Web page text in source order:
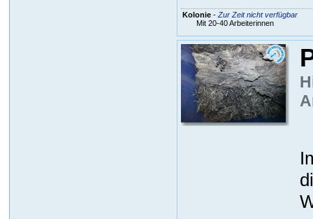
Kolonie- Zur Zeit nicht verfügbar
Mit 20-40 Arbeiterinnen